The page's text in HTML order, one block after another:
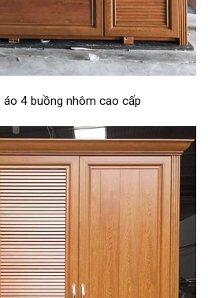
áo 4 buồng nhôm cao cấp